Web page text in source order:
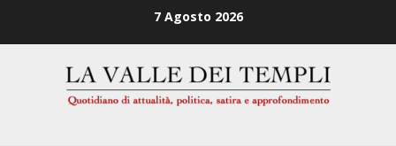
7 Agosto 2026